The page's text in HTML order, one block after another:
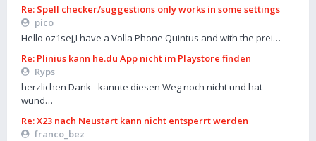
Re: Spell checker/suggestions only works in some settings
pico
Hello oz1sej,I have a Volla Phone Quintus and with the prei…
Re: Plinius kann he.du App nicht im Playstore finden
Ryps
herzlichen Dank - kannte diesen Weg noch nicht und hat
wund…
Re: X23 nach Neustart kann nicht entsperrt werden
franco_bez